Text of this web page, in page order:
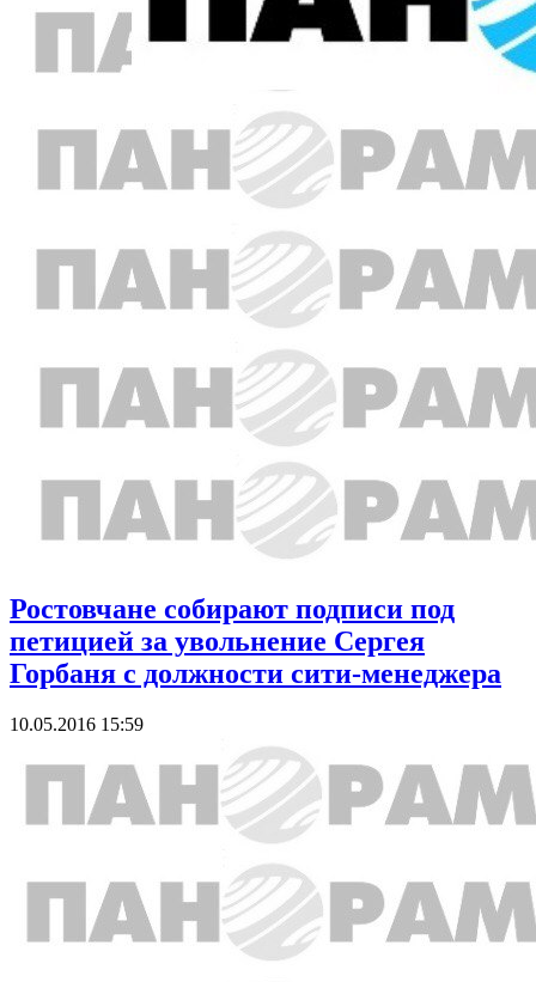
Ростовчане собирают подписи под
петицией за увольнение Сергея
Горбаня с должности сити-менеджера
10.05.2016 15:59